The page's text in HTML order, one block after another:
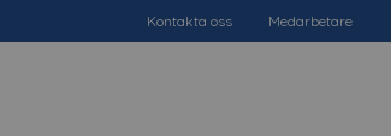
Kontakta oss Medarbetare